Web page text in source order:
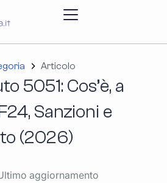
Articolo
5051: Cos’è, a
Sanzioni e
(2026)
aggiornamento